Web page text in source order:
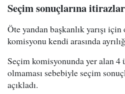
Seçim sonuçlarına itirazlar
Öte yandan başkanlık yarışı için
komisyonu kendi arasında
Seçim komisyonunda yer alan 4
olmaması sebebiyle seçim
açıkladı.